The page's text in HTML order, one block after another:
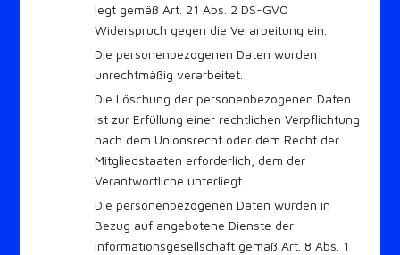
legt gemäß Art. 21 Abs. 2 DS-GVO
Widerspruch gegen die Verarbeitung ein.
Die personenbezogenen Daten wurden
unrechtmäßig verarbeitet.
Die Löschung der personenbezogenen Daten
ist zur Erfüllung einer rechtlichen Verpflichtung
nach dem Unionsrecht oder dem Recht der
Mitgliedstaaten erforderlich, dem der
Verantwortliche unterliegt.
Die personenbezogenen Daten wurden in
Bezug auf angebotene Dienste der
Informationsgesellschaft gemäß Art. 8 Abs. 1